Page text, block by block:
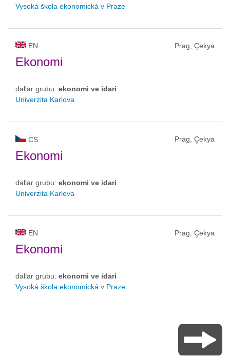
Vysoká škola ekonomická v Praze
EN Prag, Çekya
Ekonomi
dallar grubu: ekonomi ve idari
Univerzita Karlova
CS Prag, Çekya
Ekonomi
dallar grubu: ekonomi ve idari
Univerzita Karlova
EN Prag, Çekya
Ekonomi
dallar grubu: ekonomi ve idari
Vysoká škola ekonomická v Praze